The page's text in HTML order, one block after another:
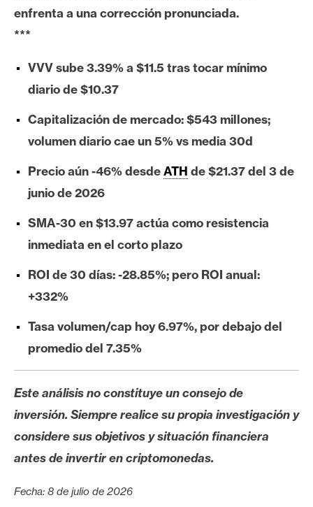
á
l
s
i
N
o
a
s
d
e
P
r
n
s
a
T
m
enfrenta a una corrección pronunciada.
***
VVV sube 3.39% a $11.5 tras tocar mínimo
diario de $10.37
Capitalización de mercado: $543 millones;
volumen diario cae un 5% vs media 30d
Precio aún -46% desdeATH de $21.37 del 3 de
junio de 2026
SMA-30 en $13.97 actúa como resistencia
inmediata en el corto plazo
ROI de 30 días: -28.85%; pero ROI anual:
+332%
Tasa volumen/cap hoy 6.97%, por debajo del
promedio del 7.35%
Este análisis no constituye un consejo de
inversión. Siempre realice su propia investigación y
considere sus objetivos y situación financiera
antes de invertir en criptomonedas.
Fecha: 8 de julio de 2026